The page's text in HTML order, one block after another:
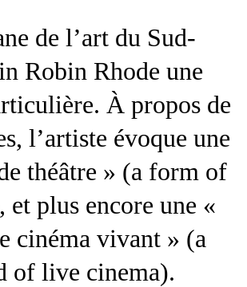
de l’art du Sud-
Robin Rhode une
À propos de
l’artiste évoque une
théâtre » (a form of
et plus encore une «
cinéma vivant » (a
of live cinema).